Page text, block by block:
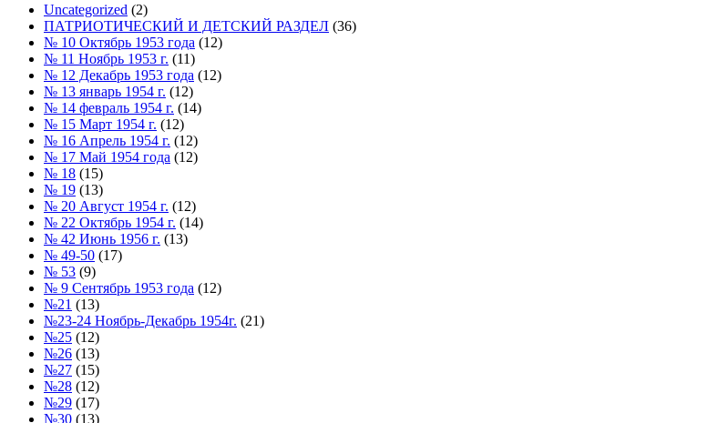
Uncategorized (2)
ПАТРИОТИЧЕСКИЙ И ДЕТСКИЙ РАЗДЕЛ (36)
№ 10 Октябрь 1953 года (12)
№ 11 Ноябрь 1953 г. (11)
№ 12 Декабрь 1953 года (12)
№ 13 январь 1954 г. (12)
№ 14 февраль 1954 г. (14)
№ 15 Март 1954 г. (12)
№ 16 Апрель 1954 г. (12)
№ 17 Май 1954 года (12)
№ 18 (15)
№ 19 (13)
№ 20 Август 1954 г. (12)
№ 22 Октябрь 1954 г. (14)
№ 42 Июнь 1956 г. (13)
№ 49-50 (17)
№ 53 (9)
№ 9 Сентябрь 1953 года (12)
№21 (13)
№23-24 Ноябрь-Декабрь 1954г. (21)
№25 (12)
№26 (13)
№27 (15)
№28 (12)
№29 (17)
№30 (13)